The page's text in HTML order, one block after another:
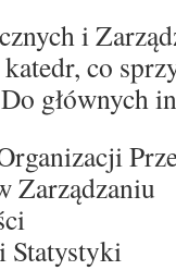
i
co
głównych
Zarządzaniu
Statystyki